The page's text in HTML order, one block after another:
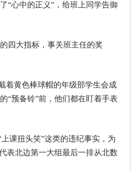
“心中的正义”，给班上同学告御
四大指标，事关班主任的奖
着黄色棒球帽的年级部学生会成
“预备铃”前，他们都在盯着手表
课扭头笑”这类的违纪事实，为
表北边第一大组最后一排从北数